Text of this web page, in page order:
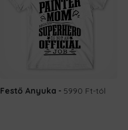
Festő Anyuka 5990 Ft-tól